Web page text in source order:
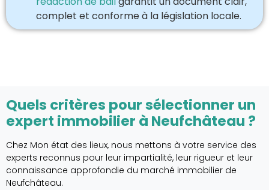
complet et conforme à la législation locale.
Quels critères pour sélectionner un
expert immobilier à Neufchâteau ?
Chez Mon état des lieux, nous mettons à votre service des
experts reconnus pour leur impartialité, leur rigueur et leur
connaissance approfondie du marché immobilier de
Neufchâteau.